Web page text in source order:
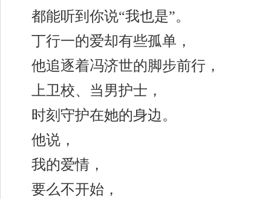
都能听到你说“我也是”。
丁行一的爱却有些孤单，
他追逐着冯济世的脚步前行，
上卫校、当男护士，
时刻守护在她的身边。
他说，
我的爱情，
要么不开始，